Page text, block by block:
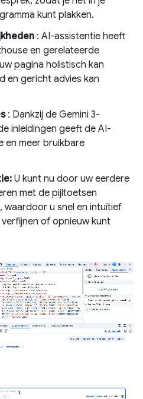
kunt plakken.
: AI-assistentie heeft
en gerelateerde
pagina holistisch kan
en gericht advies kan
: Dankzij de Gemini 3-
inleidingen geeft de AI-
en meer bruikbare
U kunt nu door uw eerdere
met de pijltoetsen
, waardoor u snel en intuïtief
of opnieuw kunt